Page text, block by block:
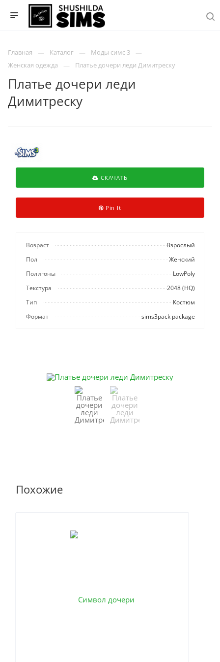
Главная Каталог
Моды симс 3
Женская одежда
Платье дочери леди Димитреску
Платье дочери леди
Димитреску
СКАЧАТЬ
Pin It
Возраст
Взрослый
Пол
Женский
Полигоны
LowPoly
Текстура
2048 (HQ)
Тип
Костюм
Формат
sims3pack package
Похожие